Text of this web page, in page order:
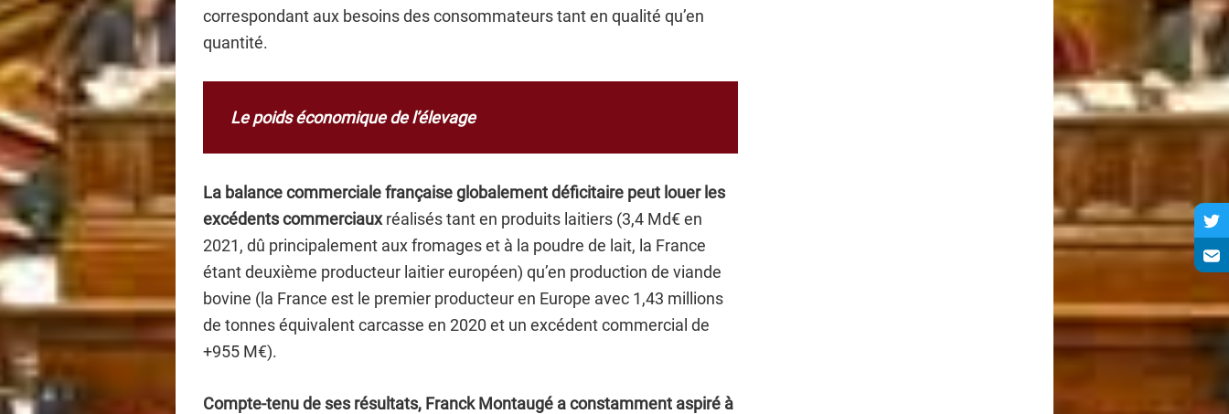
correspondant aux besoins des consommateurs tant en qualité qu’en
quantité.
Le poids économique de l’élevage
La balance commerciale française globalement déficitaire peut louer les
excédents commerciauxréalisés tant en produits laitiers (3,4 Md€ en
2021, dû principalement aux fromages et à la poudre de lait, la France
étant deuxième producteur laitier européen) qu’en production de viande
bovine (la France est le premier producteur en Europe avec 1,43 millions
de tonnes équivalent carcasse en 2020 et un excédent commercial de
+955 M€).
Compte-tenu de ses résultats, Franck Montaugé a constamment aspiré à